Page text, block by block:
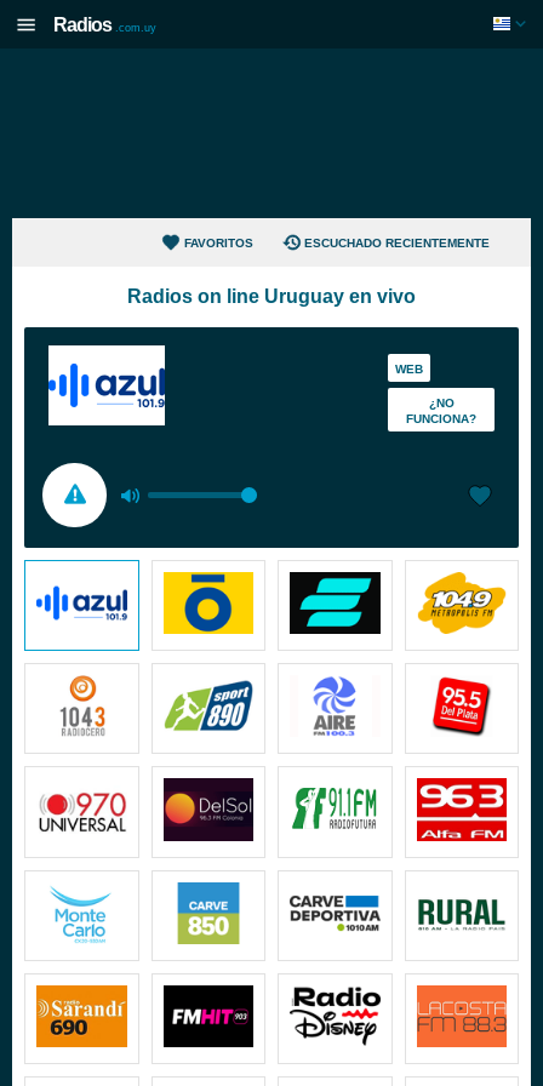
Radios .com.uy
FAVORITOS ESCUCHADO RECIENTEMENTE
Radios on line Uruguay en vivo
WEB
¿NO
FUNCIONA?